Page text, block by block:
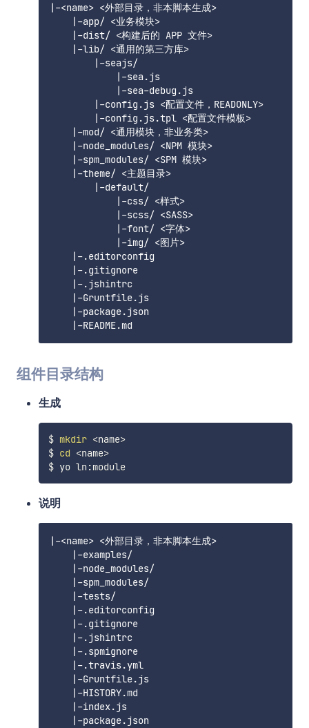
|-<name> <外部目录，非本脚本生成>
    |-app/ <业务模块>
    |-dist/ <构建后的 APP 文件>
    |-lib/ <通用的第三方库>
        |-seajs/
            |-sea.js
            |-sea-debug.js
        |-config.js <配置文件，READONLY>
        |-config.js.tpl <配置文件模板>
    |-mod/ <通用模块，非业务类>
    |-node_modules/ <NPM 模块>
    |-spm_modules/ <SPM 模块>
    |-theme/ <主题目录>
        |-default/
            |-css/ <样式>
            |-scss/ <SASS>
            |-font/ <字体>
            |-img/ <图片>
    |-.editorconfig
    |-.gitignore
    |-.jshintrc
    |-Gruntfile.js
    |-package.json
组件目录结构
生成
$ mkdir <name>
$ cd <name>
$ yo ln:module
说明
|-<name> <外部目录，非本脚本生成>
    |-examples/
    |-node_modules/
    |-spm_modules/
    |-tests/
    |-.editorconfig
    |-.gitignore
    |-.jshintrc
    |-.spmignore
    |-.travis.yml
    |-Gruntfile.js
    |-HISTORY.md
    |-index.js
    |-package.json